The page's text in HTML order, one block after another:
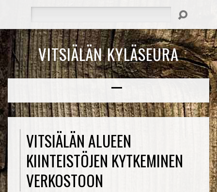
VITSIÄLÄN KYLÄSEURA
VITSIÄLÄN ALUEEN
KIINTEISTÖJEN KYTKEMINEN
VERKOSTOON